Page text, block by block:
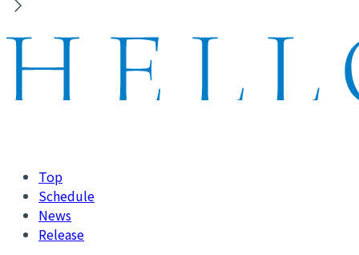
Top
Schedule
News
Release